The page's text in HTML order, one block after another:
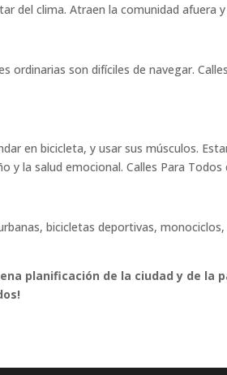
del clima. Atraen la comunidad afuera y
son difíciles de navegar.
en bicicleta, y usar sus músculos.
la salud emocional. Calles Para Todos
bicicletas deportivas,
planificación de la ciudad y de la